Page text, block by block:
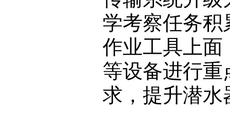
学考察任务
作业工具上面
等设备进行重
求，提升潜水